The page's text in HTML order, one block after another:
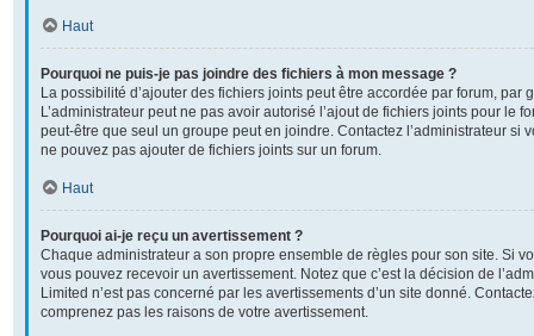
Haut
Pourquoi ne puis-je pas joindre des fichiers à mon message ?
La possibilité d’ajouter des fichiers joints peut être accordée par forum, par
L’administrateur peut ne pas avoir autorisé l’ajout de fichiers joints pour le
peut-être que seul un groupe peut en joindre. Contactez l’administrateur si
ne pouvez pas ajouter de fichiers joints sur un forum.
Haut
Pourquoi ai-je reçu un avertissement ?
Chaque administrateur a son propre ensemble de règles pour son site. Si
vous pouvez recevoir un avertissement. Notez que c’est la décision de
Limited n’est pas concerné par les avertissements d’un site donné.
comprenez pas les raisons de votre avertissement.